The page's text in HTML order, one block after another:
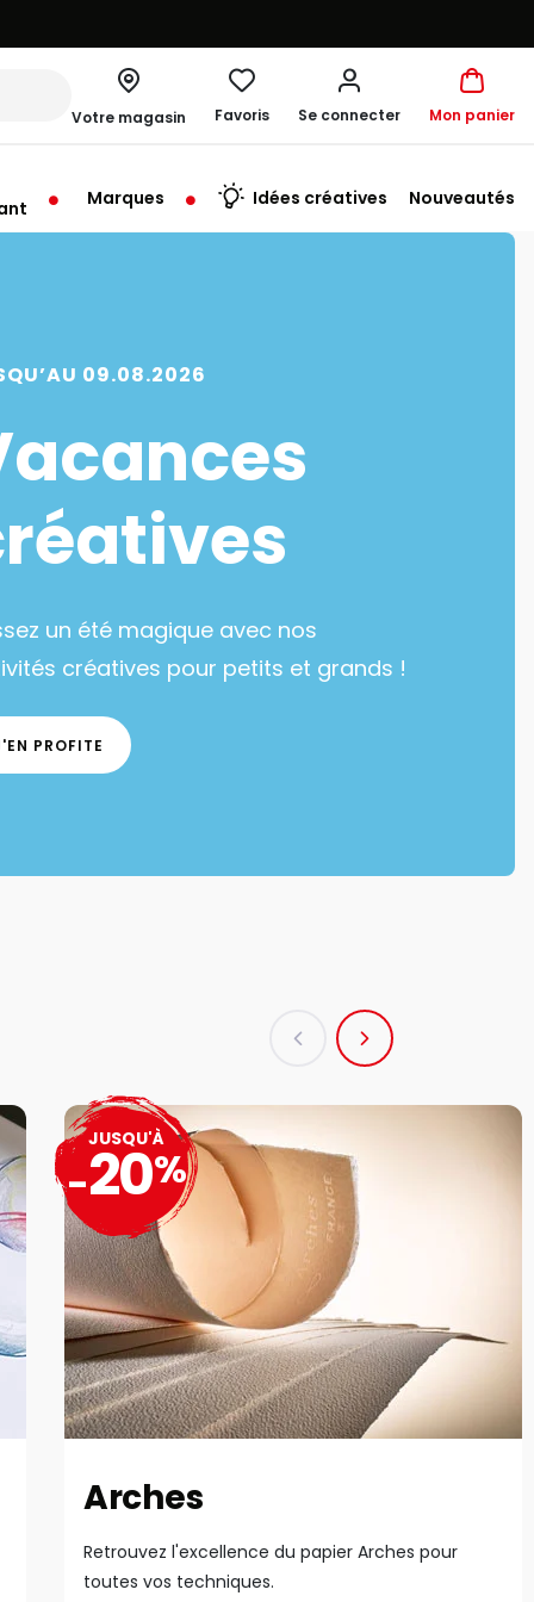
Votre magasin
à 19:00
Favoris Se connecter Mon panier
Marques Idées créatives Nouveautés
09.08.2026
un été magique avec nos
créatives pour petits et grands !
PROFITE
Arches
Retrouvez l'excellence du papier Arches pour
toutes vos techniques.
JUSQU'À
-20%